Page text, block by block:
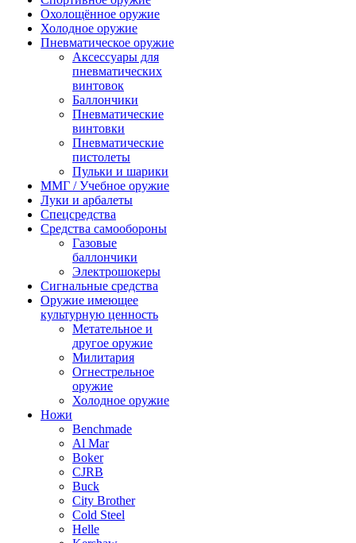
Охолощённое оружие
Холодное оружие
Пневматическое оружие
Аксессуары для
пневматических
винтовок
Баллончики
Пневматические
винтовки
Пневматические
пистолеты
Пульки и шарики
ММГ / Учебное оружие
Луки и арбалеты
Спецсредства
Средства самообороны
Газовые
баллончики
Электрошокеры
Сигнальные средства
Оружие имеющее
культурную ценность
Метательное и
другое оружие
Милитария
Огнестрельное
оружие
Холодное оружие
Ножи
Benchmade
Al Mar
Boker
CJRB
Buck
City Brother
Cold Steel
Helle